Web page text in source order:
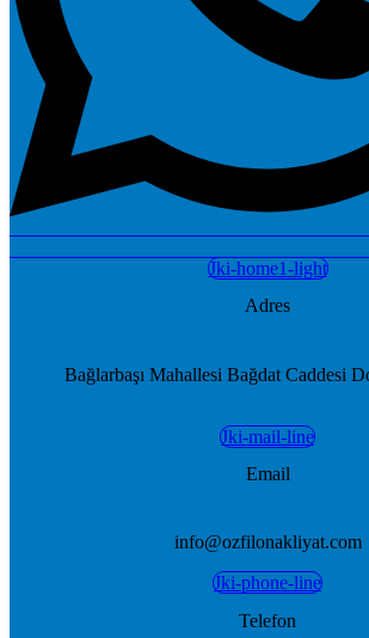
Jki-home1-light
Adres
Bağlarbaşı Mahallesi Bağdat Caddesi
Jki-mail-line
Email
info@ozfilonakliyat.com
Jki-phone-line
Telefon